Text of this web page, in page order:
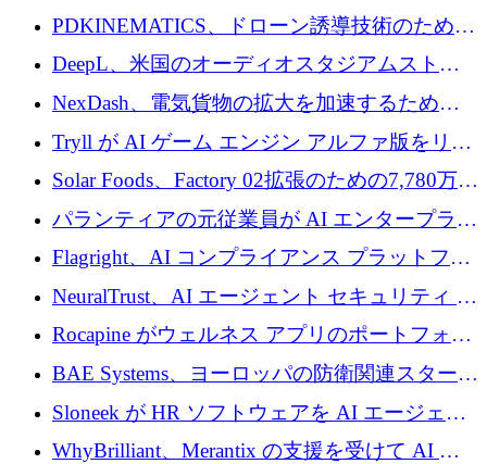
大に​​ 100 万ユーロを確保
PDKINEMATICS、ドローン誘導技術のために
200 万ユーロを調達
DeepL、米国のオーディオスタジアムストリ
ーミング事業Mixhaloを買収
NexDash、電気貨物の拡大を加速するために
EIT Urban Mobilityから250万ユーロを確保
Tryll が AI ゲーム エンジン アルファ版をリリ
ースし、60 万ドルのプレシード資金を確保
Solar Foods、Factory 02拡張のための7,780万ユ
ーロの資金調達パッケージを獲得
パランティアの元従業員が AI エンタープライ
ズ スタートアップの Conduct に 6,000 万ドル
を調達
Flagright、AI コンプライアンス プラットフォ
ームを拡張するためにシリーズ A で 1,250 万
ドルを確保
NeuralTrust、AI エージェント セキュリティ プ
ラットフォームの拡張に 2,000 万ドルを調達
Rocapine がウェルネス アプリのポートフォリ
オを拡大するためにシリーズ A で 1,300 万ド
ルを調達
BAE Systems、ヨーロッパの防衛関連スタート
アップの規模拡大を支援するために 5,000 万
ユーロの支援を開始
Sloneek が HR ソフトウェアを AI エージェン
トに変えるために 600 万ドルを調達
WhyBrilliant、Merantix の支援を受けて AI 求